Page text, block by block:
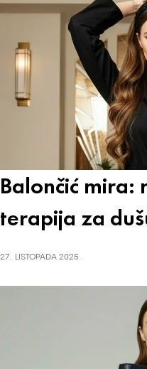
Balončić mira:
terapija za
27. LISTOPADA 2025.